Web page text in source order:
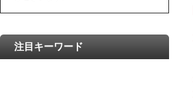
注目キーワード